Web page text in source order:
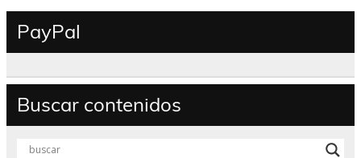
PayPal
Buscar contenidos